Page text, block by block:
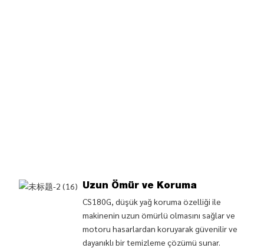
Uzun Ömür ve Koruma
CS180G, düşük yağ koruma özelliği ile
makinenin uzun ömürlü olmasını sağlar ve
motoru hasarlardan koruyarak güvenilir ve
dayanıklı bir temizleme çözümü sunar.